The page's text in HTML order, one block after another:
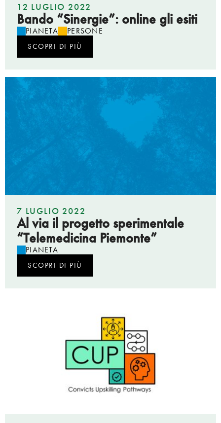
12 LUGLIO 2022
Bando “Sinergie”: online gli esiti
PIANETA PERSONE
SCOPRI DI PIÙ
7 LUGLIO 2022
Al via il progetto sperimentale
“Telemedicina Piemonte”
PIANETA
SCOPRI DI PIÙ